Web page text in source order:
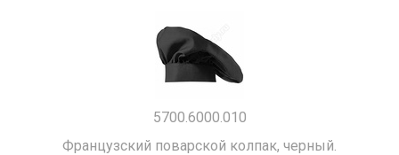
5700.6000.010
Французский поварской колпак, черный.